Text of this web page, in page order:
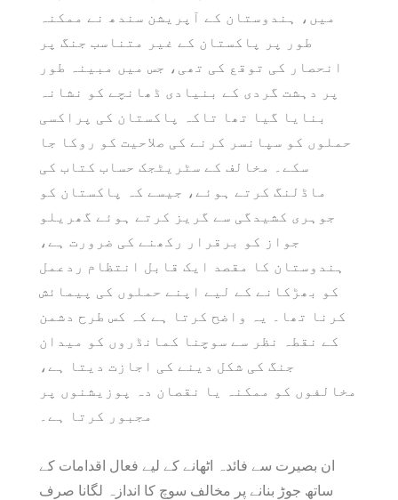
میں، ہندوستان کے آپریشن سندھ نے ممکنہ
طور پر پاکستان کے غیر متناسب جنگ پر
انحصار کی توقع کی تھی، جس میں مبینہ طور
پر دہشت گردی کے بنیادی ڈھانچے کو نشانہ
بنایا گیا تھا تاکہ پاکستان کی پراکسی
حملوں کو سپانسر کرنے کی صلاحیت کو روکا جا
سکے۔ مخالف کے سٹریٹجک حساب کتاب کی
ماڈلنگ کرتے ہوئے، جیسے کہ پاکستان کو
جوہری کشیدگی سے گریز کرتے ہوئے گھریلو
جواز کو برقرار رکھنے کی ضرورت ہے،
ہندوستان کا مقصد ایک قابل انتظام ردعمل
کو بھڑکانے کے لیے اپنے حملوں کی پیمائش
کرنا تھا۔ یہ واضح کرتا ہے کہ کس طرح دشمن
کے نقطہ نظر سے سوچنا کمانڈروں کو میدان
جنگ کی شکل دینے کی اجازت دیتا ہے،
مخالفوں کو ممکنہ یا نقصان دہ پوزیشنوں پر
مجبور کرتا ہے۔
ان بصیرت سے فائدہ اٹھانے کے لیے فعال اقدامات کے
ساتھ جوڑ بنانے پر مخالف سوچ کا اندازہ لگانا صرف